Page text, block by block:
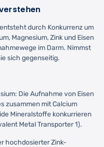
durch Konkurrenz um
Magnesium, Zink und Eisen
im Darm. Nimmst
sich gegenseitig.
Die Aufnahme von Eisen
zusammen mit Calcium
Mineralstoffe konkurrieren
Metal Transporter 1).
hochdosierter Zink-